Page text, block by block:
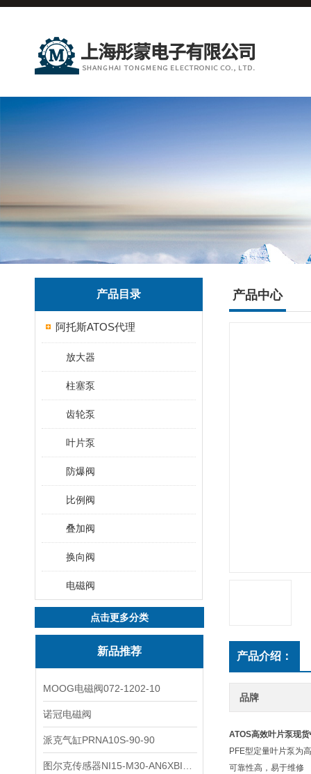
产品目录
阿托斯ATOS代理
放大器
柱塞泵
齿轮泵
叶片泵
防爆阀
比例阀
叠加阀
换向阀
电磁阀
点击更多分类
新品推荐
MOOG电磁阀072-1202-10
诺冠电磁阀
派克气缸PRNA10S-90-90
产品中心
产品介绍：
品牌
ATOS高效叶片泵现
PFE型定量叶片泵为
可靠性高，易于维修